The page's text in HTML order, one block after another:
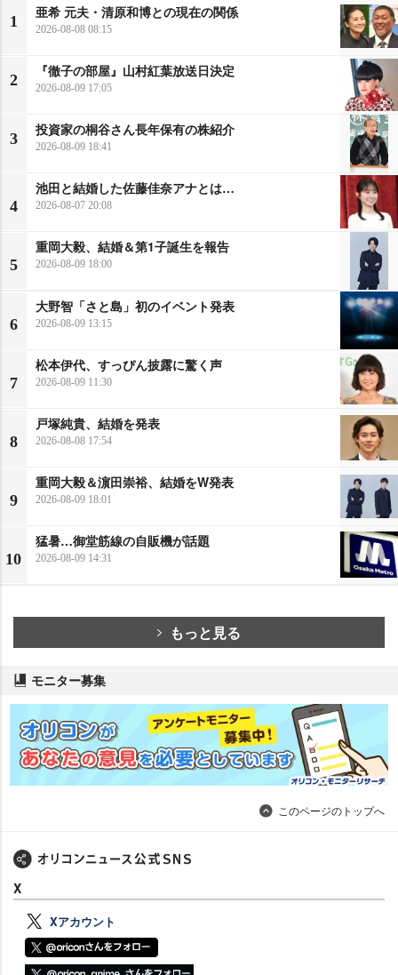
1
亜希 元夫・清原和博との現在の関係
2026-08-08 08:15
2
『徹子の部屋』山村紅葉放送日決定
2026-08-09 17:05
3
投資家の桐谷さん長年保有の株紹介
2026-08-09 18:41
4
池田と結婚した佐藤佳奈アナとは…
2026-08-07 20:08
5
重岡大毅、結婚＆第1子誕生を報告
2026-08-09 18:00
6
大野智「さと島」初のイベント発表
2026-08-09 13:15
7
松本伊代、すっぴん披露に驚く声
2026-08-09 11:30
8
戸塚純貴、結婚を発表
2026-08-08 17:54
9
重岡大毅＆濵田崇裕、結婚をW発表
2026-08-09 18:01
10
猛暑…御堂筋線の自販機が話題
2026-08-09 14:31
もっと見る
モニター募集
このページのトップへ
X
Xアカウント